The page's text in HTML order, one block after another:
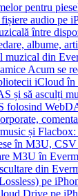
pentru
audio pe
între
albume,
muzical din
Acum se
iCloud
și să asculți
folosind
și
în M3U,
M3U în
din
pe
Drive pe